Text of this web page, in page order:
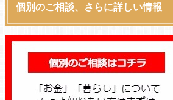
個別のご相談、さらに詳しい情報